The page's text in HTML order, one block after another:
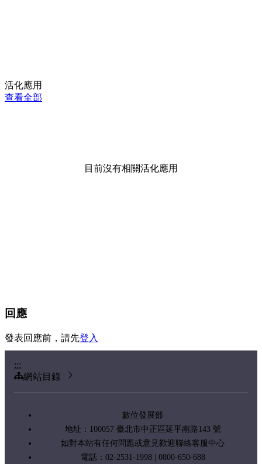
活化應用
查看全部
目前沒有相關活化應用
回應
發表回應前，請先登入
:::
網站目錄
數位發展部
地址：100057 臺北市中正區延平南路143 號
如對本站有任何問題或意見歡迎聯絡客服中心
電話：02-2531-1998 | 0800-650-688